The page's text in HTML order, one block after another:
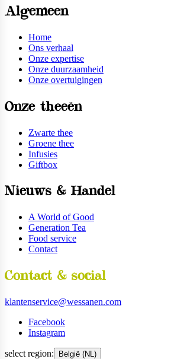
Algemeen
Home
Ons verhaal
Onze expertise
Onze duurzaamheid
Onze overtuigingen
Onze theeën
Zwarte thee
Groene thee
Infusies
Giftbox
Nieuws & Handel
A World of Good
Generation Tea
Food service
Contact
Contact & social
klantenservice@wessanen.com
Facebook
Instagram
select region: België (NL)